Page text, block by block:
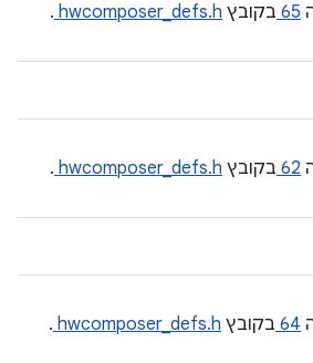
65 בקובץ hwcomposer_defs.h
.
62 בקובץ hwcomposer_defs.h
.
64 בקובץ hwcomposer_defs.h
.